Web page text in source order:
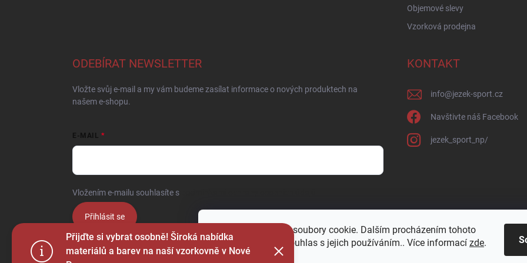
Tento web používá soubory cookie. Dalším procházením tohoto
webu vyjadřujete souhlas s jejich používáním.. Více informací zde.
Přijďte si vybrat osobně! Široká nabídka
materiálů a barev na naší vzorkovně v Nové
Objemové slevy
Vzorková prodejna
ODEBÍRAT NEWSLETTER
Vložte svůj e-mail a my vám budeme zasílat informace o nových produktech na
našem e-shopu.
E-MAIL
Vložením e-mailu souhlasíte s
Přihlásit se
KONTAKT
info@jezek-sport.cz
Navštivte náš Facebook
jezek_sport_np/